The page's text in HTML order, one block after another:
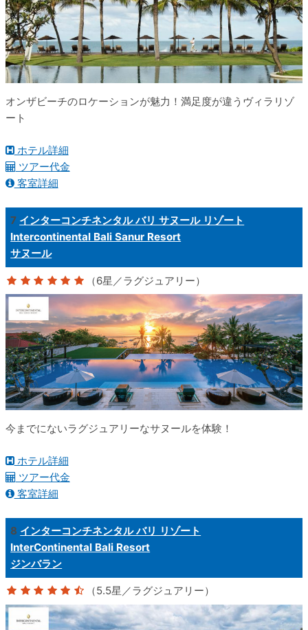
オンザビーチのロケーションが魅力！満足度が違うヴィラリゾ
ート
ホテル詳細
ツアー代金
客室詳細
7 インターコンチネンタル バリ サヌール リゾート
Intercontinental Bali Sanur Resort
サヌール
（6星／ラグジュアリー）
今までにないラグジュアリーなサヌールを体験！
ホテル詳細
ツアー代金
客室詳細
8 インターコンチネンタル バリ リゾート
InterContinental Bali Resort
ジンバラン
（5.5星／ラグジュアリー）